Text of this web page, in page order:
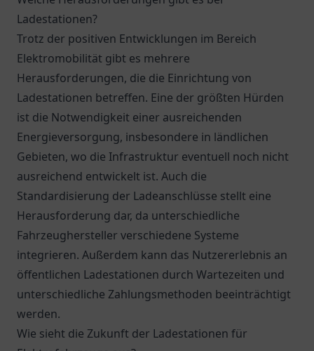
Ladestationen?
Trotz der positiven Entwicklungen im Bereich
Elektromobilität gibt es mehrere
Herausforderungen, die die Einrichtung von
Ladestationen betreffen. Eine der größten Hürden
ist die Notwendigkeit einer ausreichenden
Energieversorgung, insbesondere in ländlichen
Gebieten, wo die Infrastruktur eventuell noch nicht
ausreichend entwickelt ist. Auch die
Standardisierung der Ladeanschlüsse stellt eine
Herausforderung dar, da unterschiedliche
Fahrzeughersteller verschiedene Systeme
integrieren. Außerdem kann das Nutzererlebnis an
öffentlichen Ladestationen durch Wartezeiten und
unterschiedliche Zahlungsmethoden beeinträchtigt
werden.
Wie sieht die Zukunft der Ladestationen für